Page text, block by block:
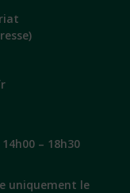
– 18h30
uniquement le